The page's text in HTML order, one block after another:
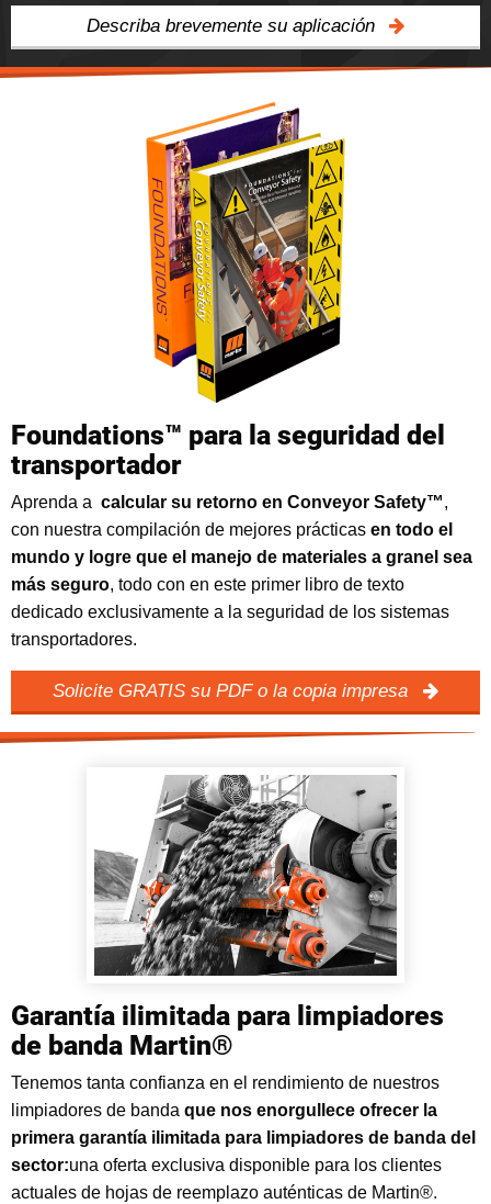
Describa brevemente su aplicación
Foundations™ para la seguridad del
transportador
Aprenda a calcular su retorno en Conveyor Safety™,
con nuestra compilación de mejores prácticas en todo el
mundo y logre que el manejo de materiales a granel sea
más seguro, todo con en este primer libro de texto
dedicado exclusivamente a la seguridad de los sistemas
transportadores.
Solicite GRATIS su PDF o la copia impresa
Garantía ilimitada para limpiadores
de banda Martin®
Tenemos tanta confianza en el rendimiento de nuestros
limpiadores de banda que nos enorgullece ofrecer la
primera garantía ilimitada para limpiadores de banda del
sector:una oferta exclusiva disponible para los clientes
actuales de hojas de reemplazo auténticas de Martin®.